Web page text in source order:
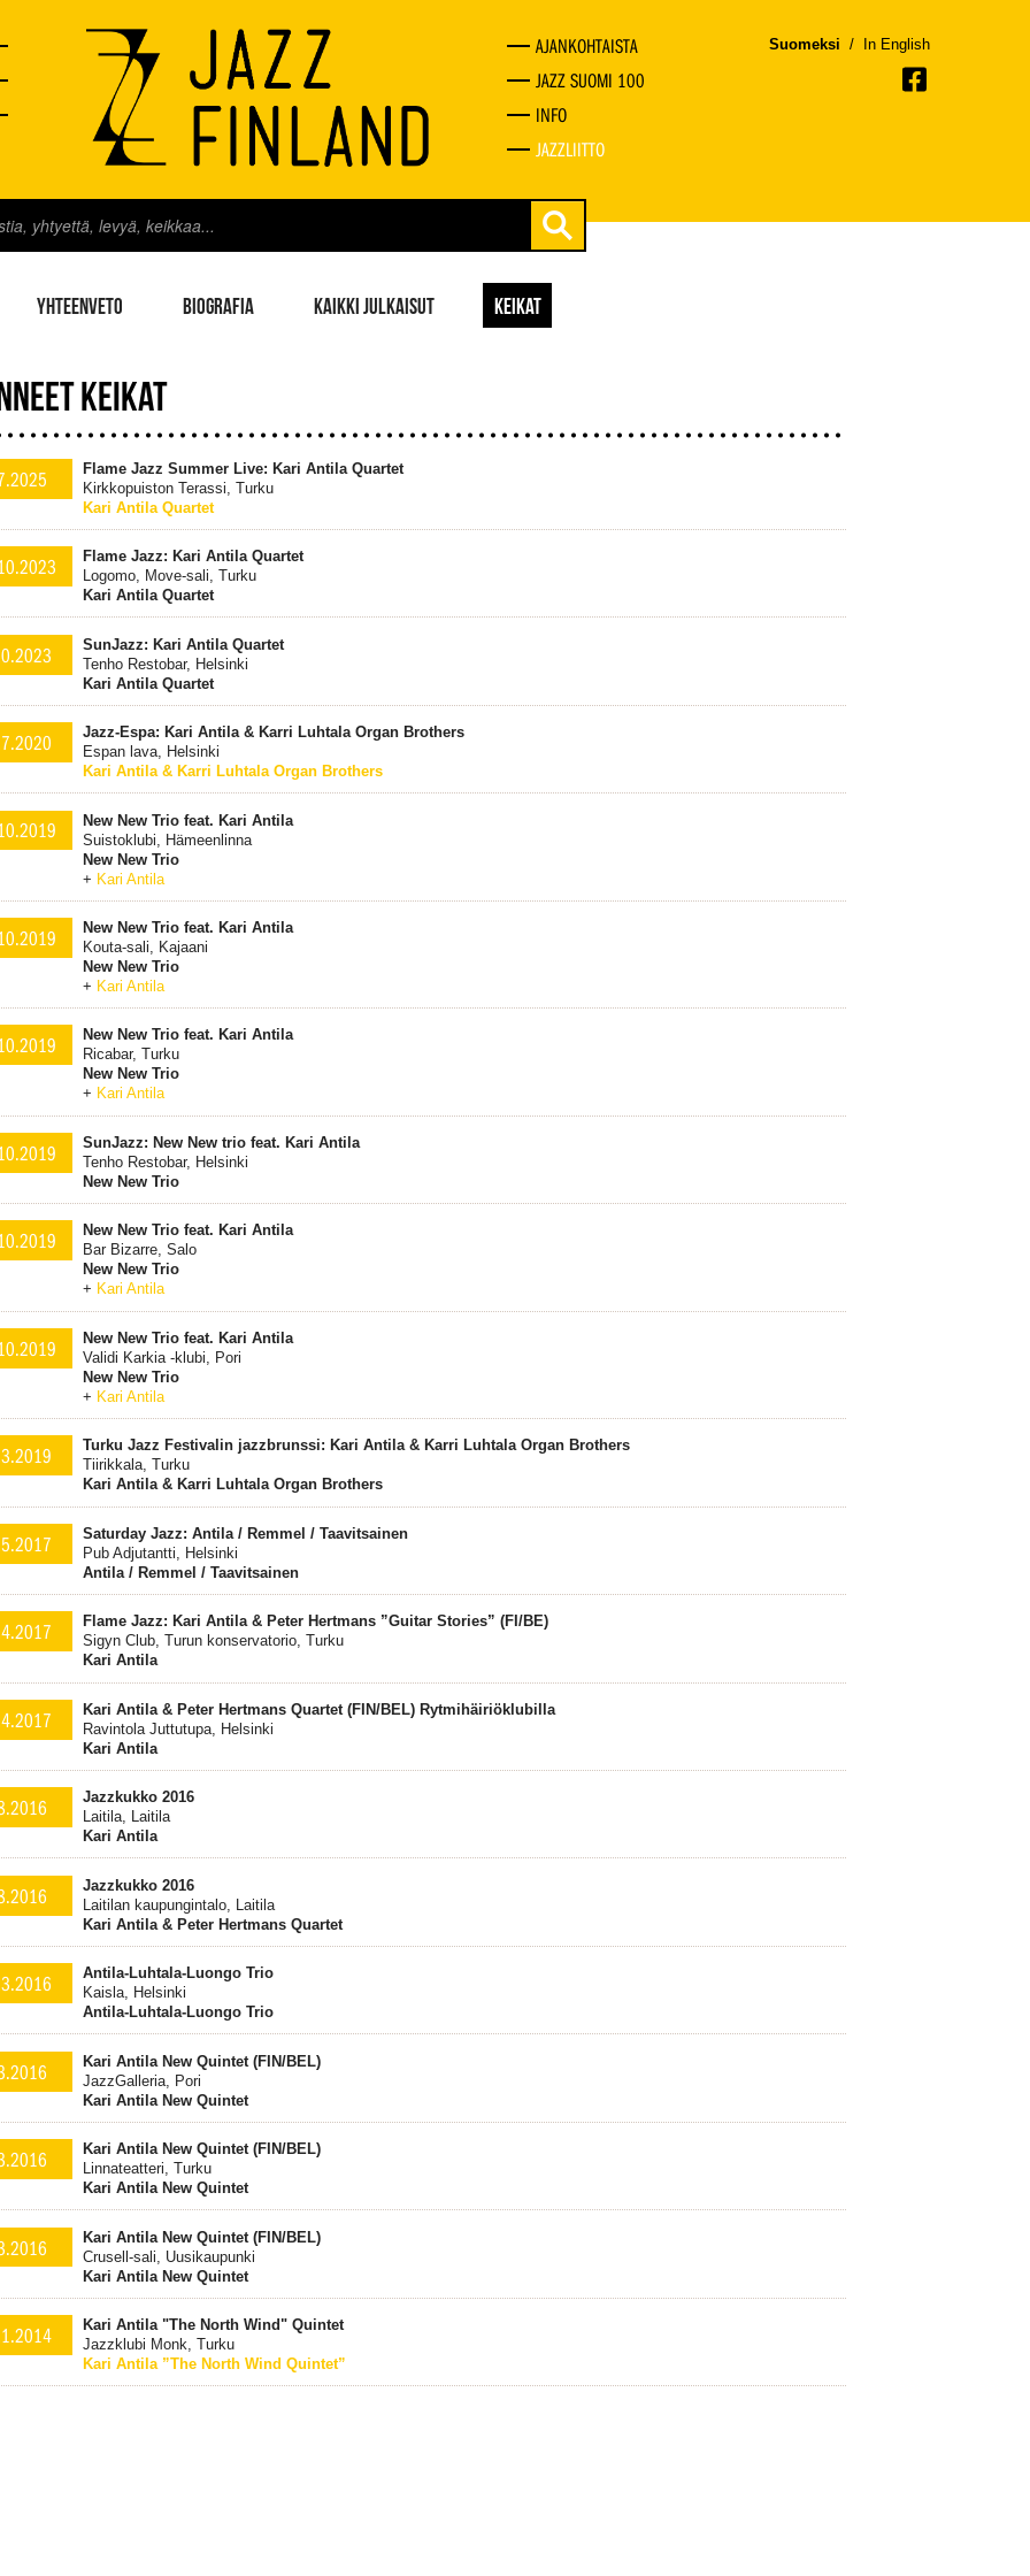
AJANKOHTAISTA
JAZZ SUOMI 100
INFO
JAZZLIITTO
Suomeksi / In English
YHTEENVETO BIOGRAFIA KAIKKI JULKAISUT KEIKAT
KEIKAT
Flame Jazz Summer Live: Kari Antila Quartet
Kirkkopuiston Terassi, Turku
Kari Antila Quartet
Flame Jazz: Kari Antila Quartet
Logomo, Move-sali, Turku
Kari Antila Quartet
SunJazz: Kari Antila Quartet
Tenho Restobar, Helsinki
Kari Antila Quartet
Jazz-Espa: Kari Antila & Karri Luhtala Organ Brothers
Espan lava, Helsinki
Kari Antila & Karri Luhtala Organ Brothers
New New Trio feat. Kari Antila
Suistoklubi, Hämeenlinna
New New Trio
+ Kari Antila
New New Trio feat. Kari Antila
Kouta-sali, Kajaani
New New Trio
+ Kari Antila
New New Trio feat. Kari Antila
Ricabar, Turku
New New Trio
+ Kari Antila
SunJazz: New New trio feat. Kari Antila
Tenho Restobar, Helsinki
New New Trio
New New Trio feat. Kari Antila
Bar Bizarre, Salo
New New Trio
+ Kari Antila
New New Trio feat. Kari Antila
Validi Karkia -klubi, Pori
New New Trio
+ Kari Antila
Turku Jazz Festivalin jazzbrunssi: Kari Antila & Karri Luhtala Organ Brothers
Tiirikkala, Turku
Kari Antila & Karri Luhtala Organ Brothers
Saturday Jazz: Antila / Remmel / Taavitsainen
Pub Adjutantti, Helsinki
Antila / Remmel / Taavitsainen
Flame Jazz: Kari Antila & Peter Hertmans ”Guitar Stories” (FI/BE)
Sigyn Club, Turun konservatorio, Turku
Kari Antila
Kari Antila & Peter Hertmans Quartet (FIN/BEL) Rytmihäiriöklubilla
Ravintola Juttutupa, Helsinki
Kari Antila
Jazzkukko 2016
Laitila, Laitila
Kari Antila
Jazzkukko 2016
Laitilan kaupungintalo, Laitila
Kari Antila & Peter Hertmans Quartet
Antila-Luhtala-Luongo Trio
Kaisla, Helsinki
Antila-Luhtala-Luongo Trio
Kari Antila New Quintet (FIN/BEL)
JazzGalleria, Pori
Kari Antila New Quintet
Kari Antila New Quintet (FIN/BEL)
Linnateatteri, Turku
Kari Antila New Quintet
Kari Antila New Quintet (FIN/BEL)
Crusell-sali, Uusikaupunki
Kari Antila New Quintet
Kari Antila "The North Wind" Quintet
Jazzklubi Monk, Turku
Kari Antila ”The North Wind Quintet”